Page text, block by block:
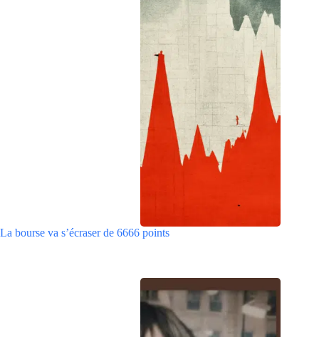
La bourse va s’écraser de 6666 points